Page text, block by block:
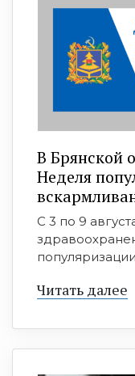
В Брянской
Неделя
С 3 по 9
популяризации
Читать далее